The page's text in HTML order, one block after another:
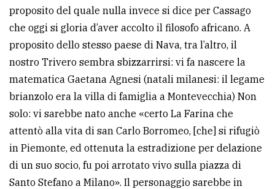
proposito del quale nulla invece si dice per Cassago
che oggi si gloria d’aver accolto il filosofo africano. A
proposito dello stesso paese di Nava, tra l’altro, il
nostro Trivero sembra sbizzarrirsi: vi fa nascere la
matematica Gaetana Agnesi (natali milanesi: il legame
brianzolo era la villa di famiglia a Montevecchia) Non
solo: vi sarebbe nato anche «certo La Farina che
attentò alla vita di san Carlo Borromeo, [che] si rifugiò
in Piemonte, ed ottenuta la estradizione per delazione
di un suo socio, fu poi arrotato vivo sulla piazza di
Santo Stefano a Milano». Il personaggio sarebbe in